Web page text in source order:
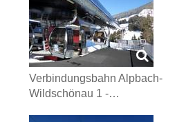
Verbindungsbahn Alpbach-
Wildschönau 1 -…